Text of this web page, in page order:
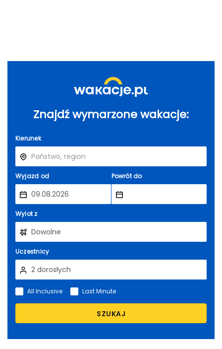
Znajdź wymarzone wakacje:
Kierunek
Wyjazd od Powrót do
Wylot z
Uczestnicy
SZUKAJ
All Inclusive Last Minute